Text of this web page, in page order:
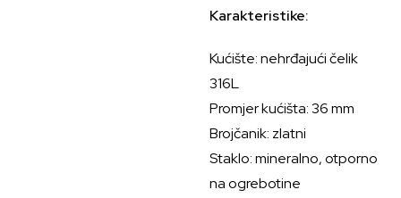
Karakteristike:
Kućište: nehrđajući čelik
316L
Promjer kućišta: 36 mm
Brojčanik: zlatni
Staklo: mineralno, otporno
na ogrebotine